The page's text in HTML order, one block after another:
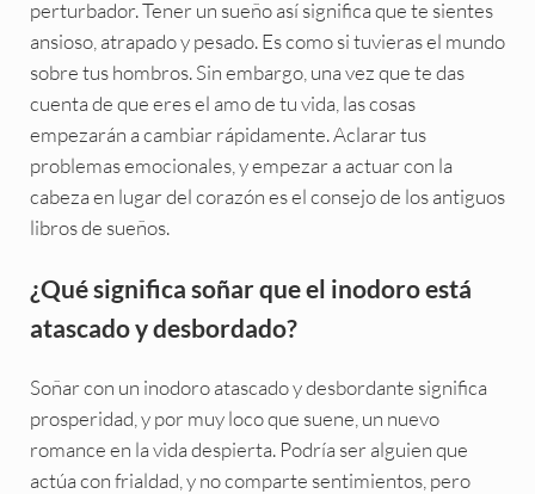
perturbador. Tener un sueño así significa que te sientes
ansioso, atrapado y pesado. Es como si tuvieras el mundo
sobre tus hombros. Sin embargo, una vez que te das
cuenta de que eres el amo de tu vida, las cosas
empezarán a cambiar rápidamente. Aclarar tus
problemas emocionales, y empezar a actuar con la
cabeza en lugar del corazón es el consejo de los antiguos
libros de sueños.
¿Qué significa soñar que el inodoro está
atascado y desbordado?
Soñar con un inodoro atascado y desbordante significa
prosperidad, y por muy loco que suene, un nuevo
romance en la vida despierta. Podría ser alguien que
actúa con frialdad, y no comparte sentimientos, pero